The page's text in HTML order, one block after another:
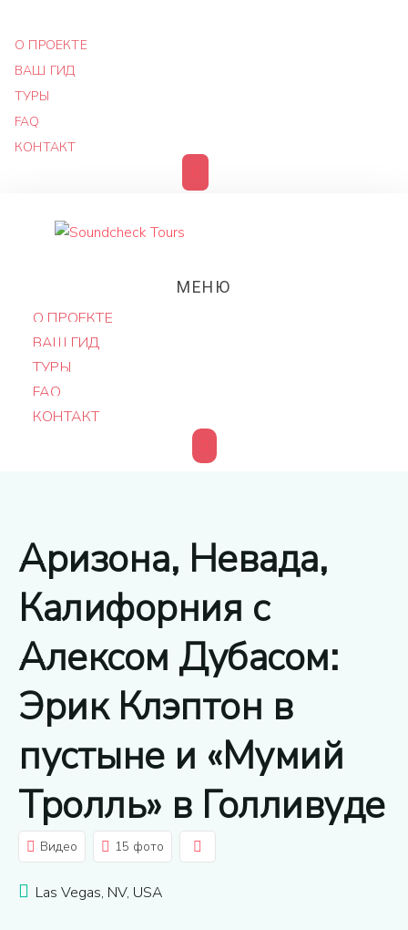
О ПРОЕКТЕ
ВАШ ГИД
ТУРЫ
FAQ
КОНТАКТ
МЕНЮ
О ПРОЕКТЕ
ВАШ ГИД
ТУРЫ
FAQ
КОНТАКТ
Аризона, Невада,
Калифорния с
Алексом Дубасом:
Эрик Клэптон в
пустыне и «Мумий
Тролль» в Голливуде
Видео 15 фото
Las Vegas, NV, USA